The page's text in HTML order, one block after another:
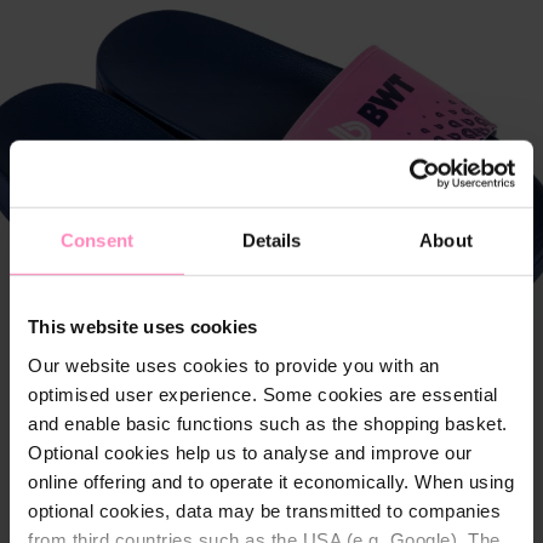
Consent Details About
This website uses cookies
Our website uses cookies to provide you with an
optimised user experience. Some cookies are essential
and enable basic functions such as the shopping basket.
Optional cookies help us to analyse and improve our
online offering and to operate it economically. When using
optional cookies, data may be transmitted to companies
Szerviz
Ügyfélszolgálat
A BWT-ről